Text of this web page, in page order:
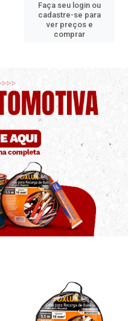
Faça seu login ou
cadastre-se para
ver preços e
comprar